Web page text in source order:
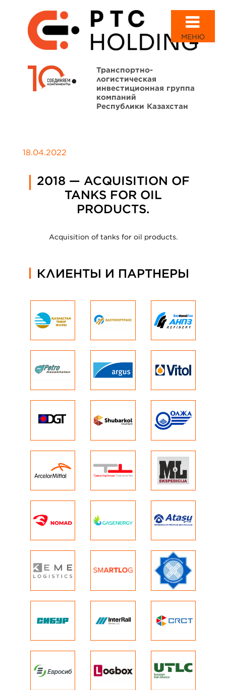
МЕНЮ
Транспортно-
логистическая
инвестиционная группа
компаний
Республики Казахстан
18.04.2022
2018 — ACQUISITION OF
TANKS FOR OIL
PRODUCTS.
Acquisition of tanks for oil products.
КЛИЕНТЫ И ПАРТНЕРЫ